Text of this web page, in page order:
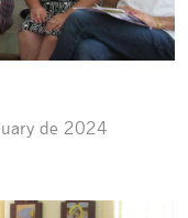
de 2024